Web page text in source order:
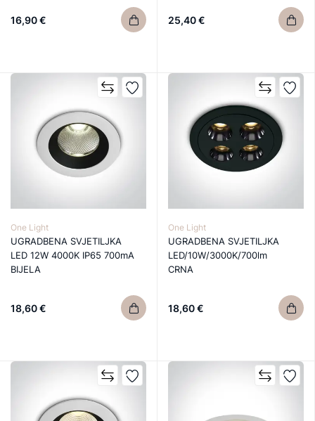
16,90 € 25,40 €
One Light
UGRADBENA SVJETILJKA
LED 12W 4000K IP65 700mA
BIJELA
18,60 €
One Light
UGRADBENA SVJETILJKA
LED/10W/3000K/700lm
CRNA
18,60 €